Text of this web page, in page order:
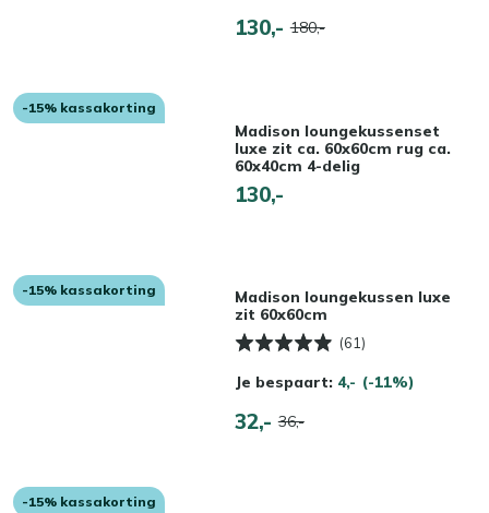
130,- 180,-
-15% kassakorting
Madison loungekussenset
luxe zit ca. 60x60cm rug ca.
60x40cm 4-delig
130,-
-15% kassakorting
Madison loungekussen luxe
zit 60x60cm
(61)
Je bespaart: 4,- (-11%)
32,- 36,-
-15% kassakorting